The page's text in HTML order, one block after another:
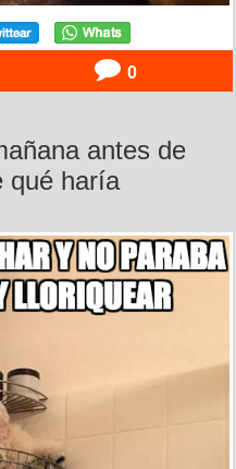
0
antes de
qué haría